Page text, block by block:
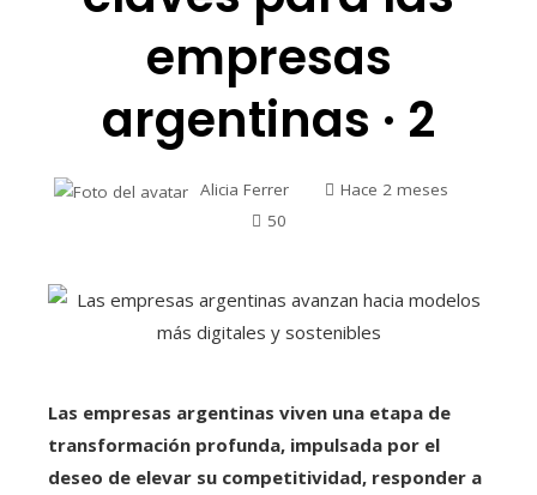
empresas
argentinas · 2
Alicia Ferrer
Hace 2 meses
50
Las empresas argentinas viven una etapa de
transformación profunda, impulsada por el
deseo de elevar su competitividad, responder a